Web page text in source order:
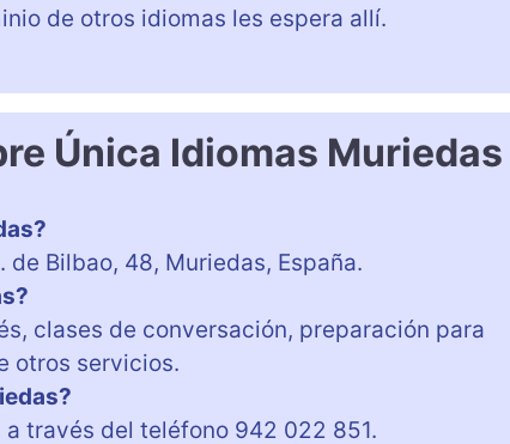
de otros idiomas les espera allí.
Única Idiomas Muriedas
Bilbao, 48, Muriedas, España.
clases de conversación, preparación para
otros servicios.
través del teléfono 942 022 851.